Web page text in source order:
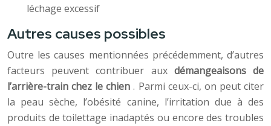
léchage excessif
Autres causes possibles
Outre les causes mentionnées précédemment, d’autres
facteurs peuvent contribuer aux démangeaisons de
l’arrière-train chez le chien. Parmi ceux-ci, on peut citer
la peau sèche, l’obésité canine, l’irritation due à des
produits de toilettage inadaptés ou encore des troubles